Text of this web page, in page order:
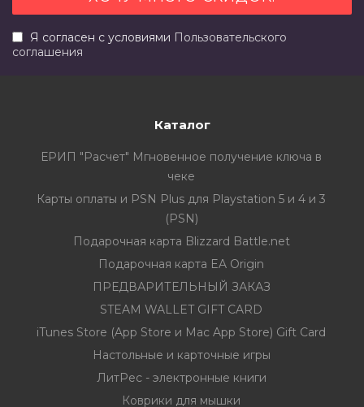
Я согласен с условиями Пользовательского
соглашения
Каталог
ЕРИП "Расчет" Мгновенное получение ключа в
чеке
Карты оплаты и PSN Plus для Playstation 5 и 4 и 3
(PSN)
Подарочная карта Blizzard Battle.net
Подарочная карта EA Origin
ПРЕДВАРИТЕЛЬНЫЙ ЗАКАЗ
STEAM WALLET GIFT CARD
iTunes Store (App Store и Mac App Store) Gift Card
Настольные и карточные игры
ЛитРес - электронные книги
Коврики для мышки